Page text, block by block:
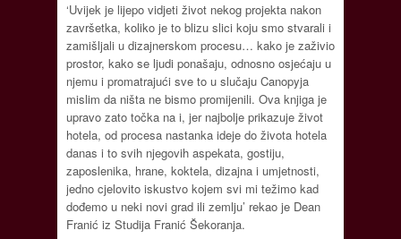
‘Uvijek je lijepo vidjeti život nekog projekta nakon
završetka, koliko je to blizu slici koju smo stvarali i
zamišljali u dizajnerskom procesu… kako je zaživio
prostor, kako se ljudi ponašaju, odnosno osjećaju u
njemu i promatrajući sve to u slučaju Canopyja
mislim da ništa ne bismo promijenili. Ova knjiga je
upravo zato točka na i, jer najbolje prikazuje život
hotela, od procesa nastanka ideje do života hotela
danas i to svih njegovih aspekata, gostiju,
zaposlenika, hrane, koktela, dizajna i umjetnosti,
jedno cjelovito iskustvo kojem svi mi težimo kad
dođemo u neki novi grad ili zemlju’ rekao je Dean
Franić iz Studija Franić Šekoranja.